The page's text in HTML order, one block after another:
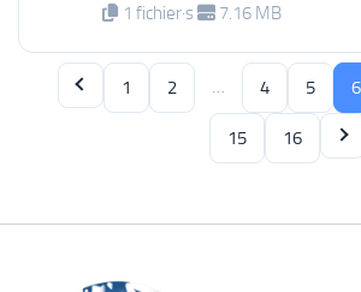
1 fichier·s 7.16 MB
1 2 … 4 5 6
15 16